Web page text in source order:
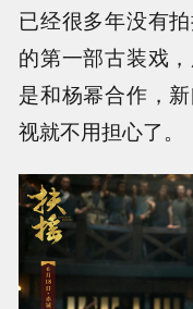
已经很多年没有
的第一部古装戏
是和杨幂合作，
视就不用担心了。